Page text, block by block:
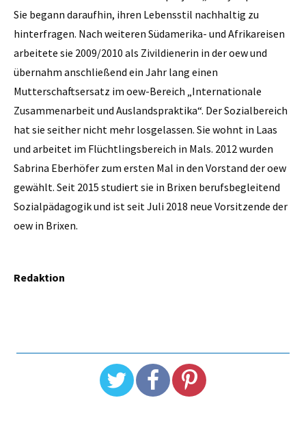
Sie begann daraufhin, ihren Lebensstil nachhaltig zu
hinterfragen. Nach weiteren Südamerika- und Afrikareisen
arbeitete sie 2009/2010 als Zivildienerin in der oew und
übernahm anschließend ein Jahr lang einen
Mutterschaftsersatz im oew-Bereich „Internationale
Zusammenarbeit und Auslandspraktika“. Der Sozialbereich
hat sie seither nicht mehr losgelassen. Sie wohnt in Laas
und arbeitet im Flüchtlingsbereich in Mals. 2012 wurden
Sabrina Eberhöfer zum ersten Mal in den Vorstand der oew
gewählt. Seit 2015 studiert sie in Brixen berufsbegleitend
Sozialpädagogik und ist seit Juli 2018 neue Vorsitzende der
oew in Brixen.
Redaktion